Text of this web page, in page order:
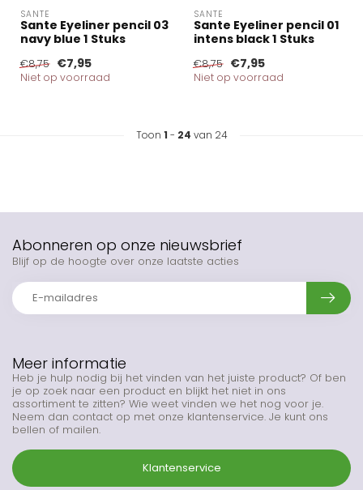
SANTE
Sante Eyeliner pencil 03
navy blue 1 Stuks
€8,75 €7,95
Niet op voorraad
SANTE
Sante Eyeliner pencil 01
intens black 1 Stuks
€8,75 €7,95
Niet op voorraad
Toon 1 - 24 van 24
Meer informatie
Heb je hulp nodig bij het vinden van het juiste product? Of ben
je op zoek naar een product en blijkt het niet in ons
assortiment te zitten? Wie weet vinden we het nog voor je.
Neem dan contact op met onze klantenservice. Je kunt ons
bellen of mailen.
Klantenservice
Abonneren op onze nieuwsbrief
Blijf op de hoogte over onze laatste acties